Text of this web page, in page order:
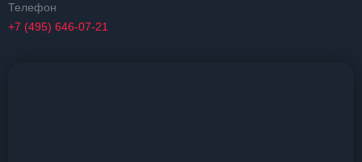
Телефон
+7 (495) 646-07-21